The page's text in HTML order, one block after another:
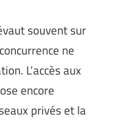
souvent sur
ne
L’accès aux
encore
privés et la